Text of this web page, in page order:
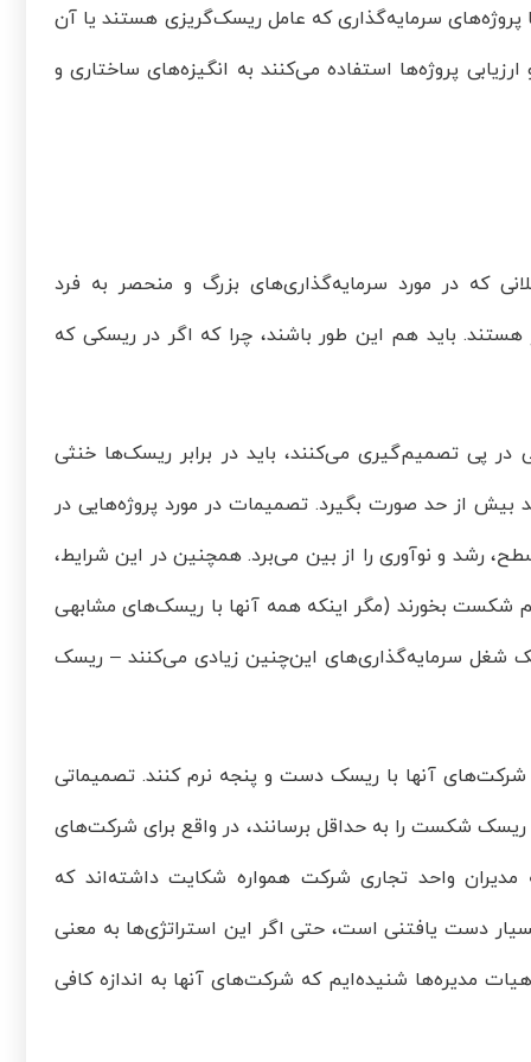
سرمایه‌گذاری که عامل ریسک‌گریزی هستند یا آن
پروژه‌ها استفاده می‌کنند به انگیزه‌های ساختاری و
که در مورد سرمایه‌گذاری‌های بزرگ و منحصر به فرد
باید هم این طور باشند، چرا که اگر در ریسکی که
در پی تصمیم‌گیری می‌کنند، باید در برابر ریسک‌ها خنثی
بیش از حد صورت بگیرد. تصمیمات در مورد پروژه‌هایی در
رشد و نوآوری را از بین می‌برد. همچنین در این شرایط،
شکست بخورند (مگر اینکه همه آنها با ریسک‌های مشابهی
یک شغل سرمایه‌گذاری‌های این‌چنین زیادی می‌کنند – ریسک
شرکت‌های آنها با ریسک دست و پنجه نرم کنند. تصمیماتی
شکست را به حداقل برسانند، در واقع برای شرکت‌های
واحد تجاری شرکت همواره شکایت داشته‌اند که
دست یافتنی است، حتی اگر این استراتژی‌ها به معنی
مدیره‌ها شنیده‌ایم که شرکت‌های آنها به اندازه کافی